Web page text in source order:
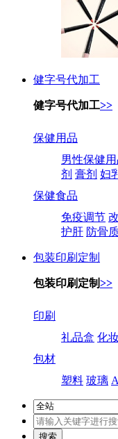
健字号代加工
健字号代加工>>
保健用品
男性保健
剂 膏剂 妇
保健食品
免疫调节
护肝 防骨
包装印刷定制
包装印刷定制>>
印刷
礼品盒 化
包材
塑料 玻璃